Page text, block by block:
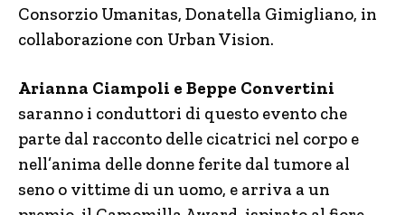
Consorzio Umanitas, Donatella Gimigliano, in
collaborazione con Urban Vision.
Arianna Ciampoli e Beppe Convertini
saranno i conduttori di questo evento che
parte dal racconto delle cicatrici nel corpo e
nell’anima delle donne ferite dal tumore al
seno o vittime di un uomo, e arriva a un